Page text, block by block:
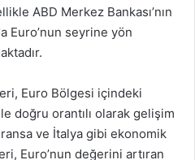
ABD Merkez Bankası’nın
Euro’nun seyrine yön
Euro Bölgesi içindeki
doğru orantılı olarak gelişim
ve İtalya gibi ekonomik
Euro’nun değerini artıran